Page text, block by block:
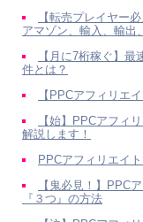
【転売プレイヤー
アマゾン、輸入、輸出
【月に7桁稼ぐ】
件とは？
【PPCアフィリエ
【始】PPCアフィ
解説します！
PPCアフィリエイ
【鬼必見！】PPC
『３つ』の方法